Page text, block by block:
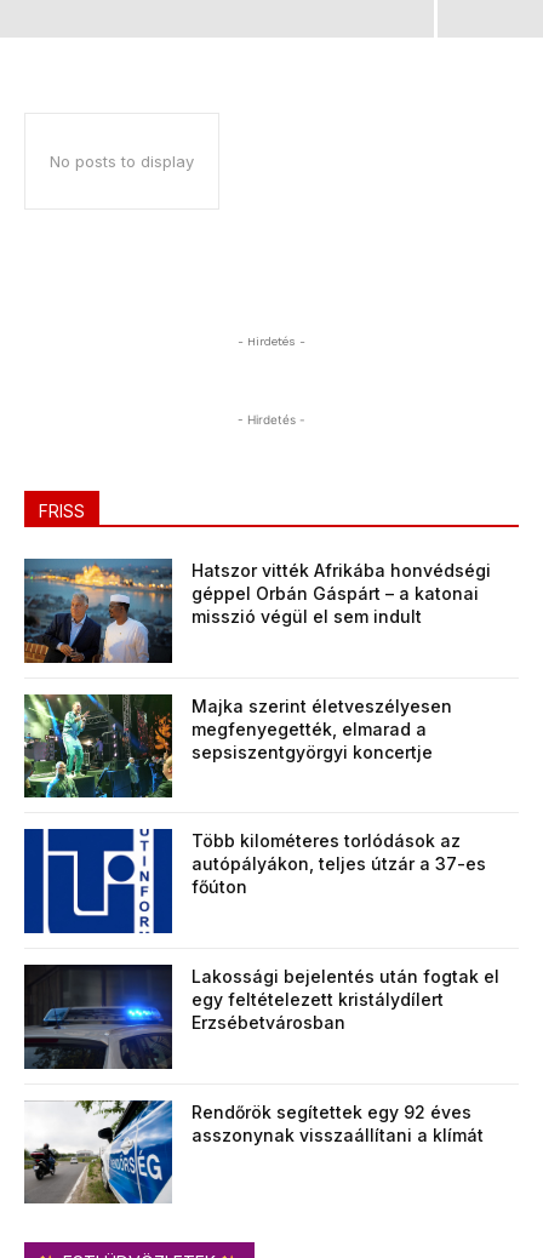
No posts to display
- Hirdetés -
- Hirdetés -
FRISS
Hatszor vitték Afrikába honvédségi
géppel Orbán Gáspárt – a katonai
misszió végül el sem indult
Majka szerint életveszélyesen
megfenyegették, elmarad a
sepsiszentgyörgyi koncertje
Több kilométeres torlódások az
autópályákon, teljes útzár a 37-es
főúton
Lakossági bejelentés után fogtak el
egy feltételezett kristálydílert
Erzsébetvárosban
Rendőrök segítettek egy 92 éves
asszonynak visszaállítani a klímát